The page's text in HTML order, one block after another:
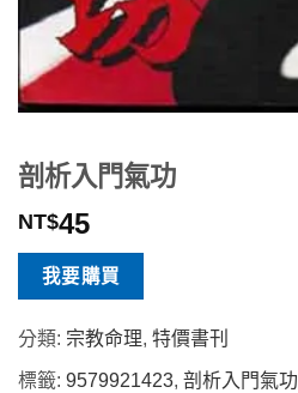
剖析入門氣功
NT$45
我要購買
分類: 宗教命理, 特價書刊
標籤: 9579921423, 剖析入門氣功